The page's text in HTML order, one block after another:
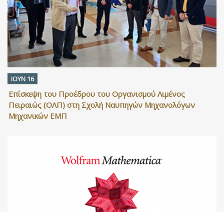
ΙΟΥΝ 16
Επίσκεψη του Προέδρου του Οργανισμού Λιμένος
Πειραιώς (ΟΛΠ) στη Σχολή Ναυπηγών Μηχανολόγων
Μηχανικών ΕΜΠ